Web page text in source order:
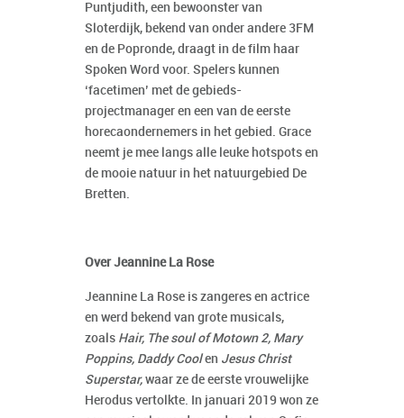
Puntjudith, een bewoonster van
Sloterdijk, bekend van onder andere 3FM
en de Popronde, draagt in de film haar
Spoken Word voor. Spelers kunnen
‘facetimen’ met de gebieds-
projectmanager en een van de eerste
horecaondernemers in het gebied. Grace
neemt je mee langs alle leuke hotspots en
de mooie natuur in het natuurgebied De
Bretten.
Over Jeannine La Rose
Jeannine La Rose is zangeres en actrice
en werd bekend van grote musicals,
zoals Hair, The soul of Motown 2, Mary
Poppins, Daddy Coolen Jesus Christ
Superstar, waar ze de eerste vrouwelijke
Herodus vertolkte. In januari 2019 won ze